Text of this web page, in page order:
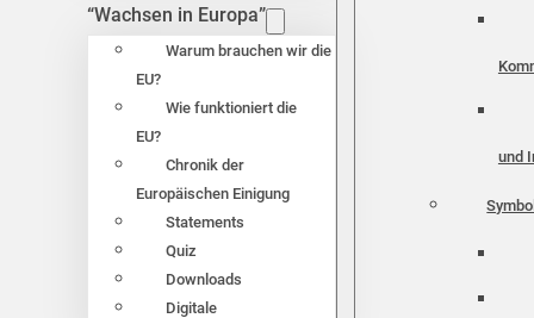
“Wachsen in Europa”
Warum brauchen wir die
EU?
Wie funktioniert die
EU?
Chronik der
Europäischen Einigung
Statements
Quiz
Downloads
Digitale
und